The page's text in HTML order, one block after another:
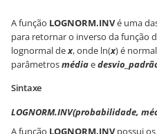
A função LOGNORM.INVé uma
para retornar o inverso da função
lognormal dex, onde ln(x) é
parâmetrosmédiae
Sintaxe
LOGNORM.INV(probabilidade,
A função LOGNORM.INVpossui